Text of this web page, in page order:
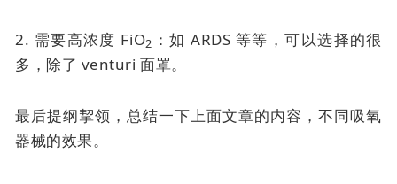
2. 需要高浓度 FiO2 ：如 ARDS 等等，可以选择的很
多，除了 venturi 面罩。
最后提纲挈领，总结一下上面文章的内容，不同吸氧
器械的效果。